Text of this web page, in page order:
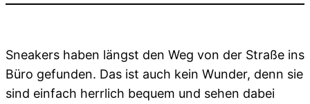
Sneakers haben längst den Weg von der Straße ins
Büro gefunden. Das ist auch kein Wunder, denn sie
sind einfach herrlich bequem und sehen dabei